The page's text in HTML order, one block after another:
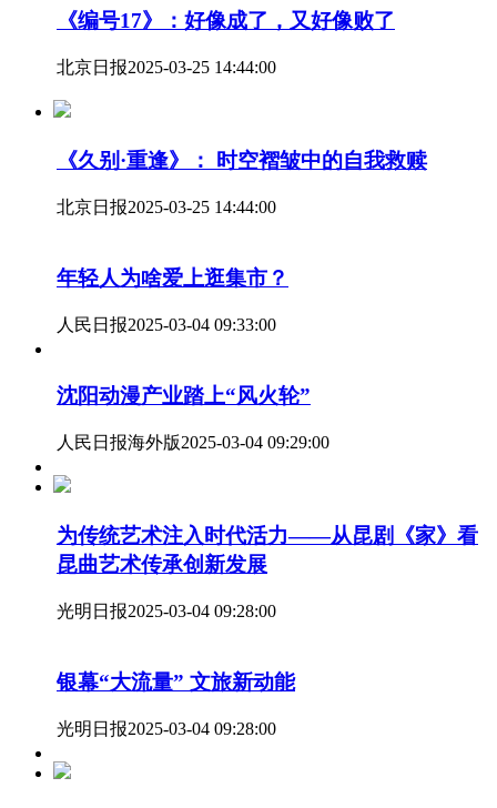
《编号17》：好像成了，又好像败了
北京日报2025-03-25 14:44:00
《久别·重逢》： 时空褶皱中的自我救赎
北京日报2025-03-25 14:44:00
年轻人为啥爱上逛集市？
人民日报2025-03-04 09:33:00
沈阳动漫产业踏上“风火轮”
人民日报海外版2025-03-04 09:29:00
为传统艺术注入时代活力——从昆剧《家》看
昆曲艺术传承创新发展
光明日报2025-03-04 09:28:00
银幕“大流量” 文旅新动能
光明日报2025-03-04 09:28:00